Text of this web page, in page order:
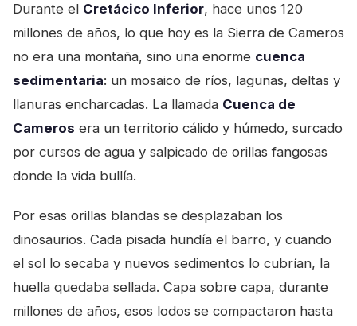
Durante el Cretácico Inferior, hace unos 120
millones de años, lo que hoy es la Sierra de Cameros
no era una montaña, sino una enorme cuenca
sedimentaria: un mosaico de ríos, lagunas, deltas y
llanuras encharcadas. La llamada Cuenca de
Cameros era un territorio cálido y húmedo, surcado
por cursos de agua y salpicado de orillas fangosas
donde la vida bullía.
Por esas orillas blandas se desplazaban los
dinosaurios. Cada pisada hundía el barro, y cuando
el sol lo secaba y nuevos sedimentos lo cubrían, la
huella quedaba sellada. Capa sobre capa, durante
millones de años, esos lodos se compactaron hasta